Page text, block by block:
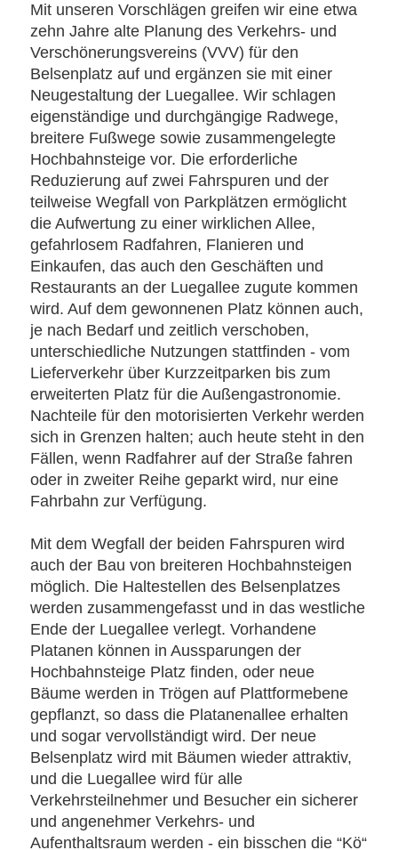
Mit unseren Vorschlägen greifen wir eine etwa
zehn Jahre alte Planung des Verkehrs- und
Verschönerungsvereins (VVV) für den
Belsenplatz auf und ergänzen sie mit einer
Neugestaltung der Luegallee. Wir schlagen
eigenständige und durchgängige Radwege,
breitere Fußwege sowie zusammengelegte
Hochbahnsteige vor. Die erforderliche
Reduzierung auf zwei Fahrspuren und der
teilweise Wegfall von Parkplätzen ermöglicht
die Aufwertung zu einer wirklichen Allee,
gefahrlosem Radfahren, Flanieren und
Einkaufen, das auch den Geschäften und
Restaurants an der Luegallee zugute kommen
wird. Auf dem gewonnenen Platz können auch,
je nach Bedarf und zeitlich verschoben,
unterschiedliche Nutzungen stattfinden - vom
Lieferverkehr über Kurzzeitparken bis zum
erweiterten Platz für die Außengastronomie.
Nachteile für den motorisierten Verkehr werden
sich in Grenzen halten; auch heute steht in den
Fällen, wenn Radfahrer auf der Straße fahren
oder in zweiter Reihe geparkt wird, nur eine
Fahrbahn zur Verfügung.
Mit dem Wegfall der beiden Fahrspuren wird
auch der Bau von breiteren Hochbahnsteigen
möglich. Die Haltestellen des Belsenplatzes
werden zusammengefasst und in das westliche
Ende der Luegallee verlegt. Vorhandene
Platanen können in Aussparungen der
Hochbahnsteige Platz finden, oder neue
Bäume werden in Trögen auf Plattformebene
gepflanzt, so dass die Platanenallee erhalten
und sogar vervollständigt wird. Der neue
Belsenplatz wird mit Bäumen wieder attraktiv,
und die Luegallee wird für alle
Verkehrsteilnehmer und Besucher ein sicherer
und angenehmer Verkehrs- und
Aufenthaltsraum werden - ein bisschen die “Kö“